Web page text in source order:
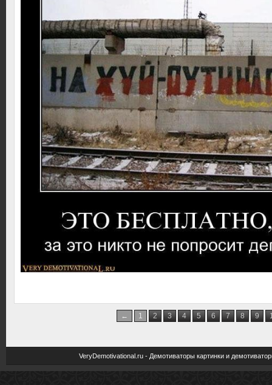
← 1 2 3 4 5 6 7 8 9
VeryDemotivational.ru - Демотиваторы картинки и